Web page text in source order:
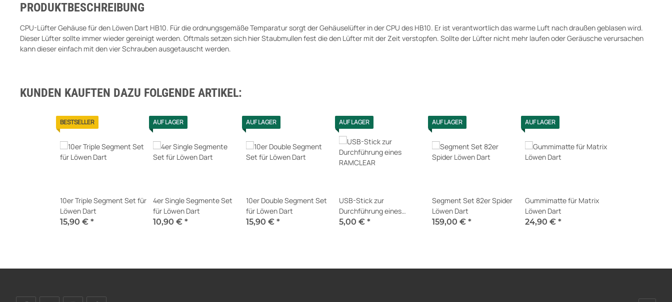
PRODUKTBESCHREIBUNG
CPU-Lüfter Gehäuse für den Löwen Dart HB10. Für die ordnungsgemäße Temparatur sorgt der Gehäuselüfter in der CPU des HB10. Er ist verantwortlich das warme Luft nach draußen geblasen wird.
Dieser Lüfter sollte immer wieder gereinigt werden. Oftmals setzen sich hier Staubmullen fest die den Lüfter mit der Zeit verstopfen. Sollte der Lüfter nicht mehr laufen oder Geräusche verursachen
kann dieser einfach mit den vier Schrauben ausgetauscht werden.
KUNDEN KAUFTEN DAZU FOLGENDE ARTIKEL:
BESTSELLER
10er Triple Segment Set für
Löwen Dart
15,90 € *
AUF LAGER
4er Single Segmente Set
für Löwen Dart
10,90 € *
AUF LAGER
10er Double Segment Set
für Löwen Dart
15,90 € *
AUF LAGER
USB-Stick zur
Durchführung eines
RAMCLEAR
5,00 € *
AUF LAGER
Segment Set 82er Spider
Löwen Dart
159,00 € *
AUF LAGER
Gummimatte für Matrix
Löwen Dart
24,90 € *